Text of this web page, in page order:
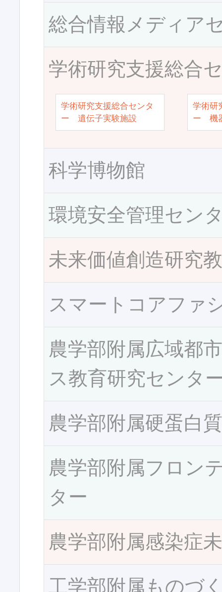
総合情報メディア
学術研究支援総合
学術研究支援総合センタ
ー 遺伝子実験施設
学術研
ー 機
科学博物館
環境安全管理セン
未来価値創造研究
スマートコアファ
農学部附属広域都
ス教育研究センタ
農学部附属硬蛋白
農学部附属フロン
ター
農学部附属感染症
工学部附属ものづ